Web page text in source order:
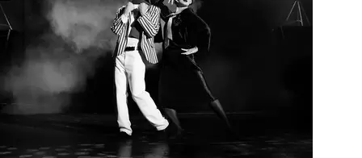
Тётушка Воробьянинова –
Ольга Захарьева
Лиза, молодой экскурсовод в музее мебели –
Завхоз в богадельне –Игорь Дробышев
Грицацуева, вдова, «невеста» Остапа –
Наталья
Елена Боур, гадалка, бывшая возлюбленная
Кипренская
Генерал, гость Боур –
Прокурор, гость Боур –
Виктор Журавлёв